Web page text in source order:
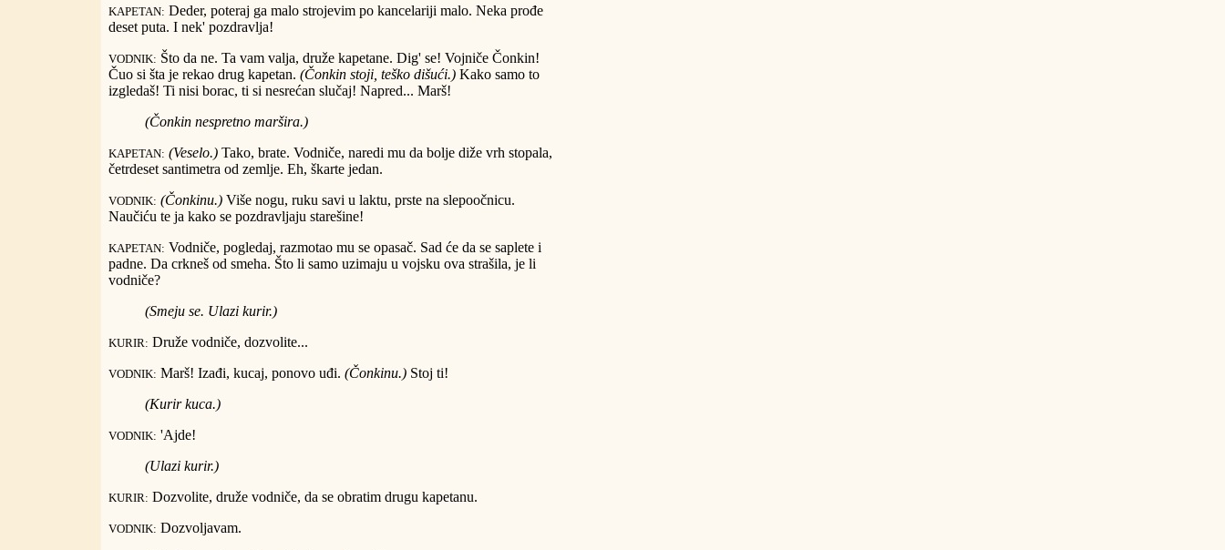
KAPETAN: Deder, poteraj ga malo strojevim po kancelariji malo. Neka prođe
deset puta. I nek' pozdravlja!
VODNIK: Što da ne. Ta vam valja, druže kapetane. Dig' se! Vojniče Čonkin!
Čuo si šta je rekao drug kapetan. (Čonkin stoji, teško dišući.) Kako samo to
izgledaš! Ti nisi borac, ti si nesrećan slučaj! Napred... Marš!
(Čonkin nespretno maršira.)
KAPETAN: (Veselo.) Tako, brate. Vodniče, naredi mu da bolje diže vrh stopala,
četrdeset santimetra od zemlje. Eh, škarte jedan.
VODNIK: (Čonkinu.) Više nogu, ruku savi u laktu, prste na slepoočnicu.
Naučiću te ja kako se pozdravljaju starešine!
KAPETAN: Vodniče, pogledaj, razmotao mu se opasač. Sad će da se saplete i
padne. Da crkneš od smeha. Što li samo uzimaju u vojsku ova strašila, je li
vodniče?
(Smeju se. Ulazi kurir.)
KURIR: Druže vodniče, dozvolite...
VODNIK: Marš! Izađi, kucaj, ponovo uđi. (Čonkinu.) Stoj ti!
(Kurir kuca.)
VODNIK: 'Ajde!
(Ulazi kurir.)
KURIR: Dozvolite, druže vodniče, da se obratim drugu kapetanu.
VODNIK: Dozvoljavam.